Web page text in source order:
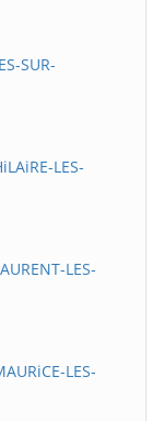
SUR-
LES-
LES-
LES-